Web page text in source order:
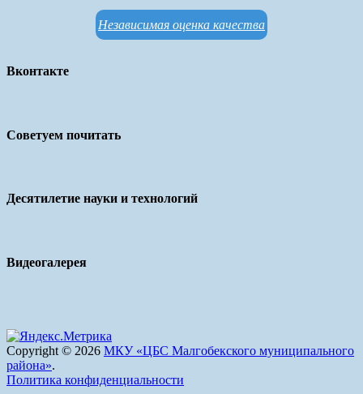
Независимая оценка качества
Вконтакте
Советуем почитать
Десятилетие науки и технологий
Видеогалерея
Copyright © 2026 МКУ «ЦБС Малгобекского муниципального
района».
Политика конфиденциальности